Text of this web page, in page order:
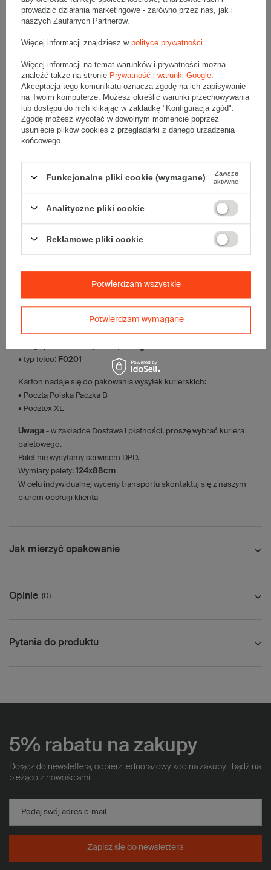
Składanie Ręczne
Opis produktu
Zestaw 3 palet szarych kartonów klapowych - 720 szt.
430 g/m2
Wymiary:
• zewnętrzne:550x550x300 mm
• pojemność:
Materiał:
• tektura falista:3-warstwowa
• gramatura:430 g/m2
Dodatkowe:
• typ fefco: F0201
Karton nadaje się do pakowania wysyłek kurierskich:
• Poczta Polska Paczka B
• Pocztex XL
Uwaga - w zakładce Dostawa i płatności, proszę wybrać kuriera
paletowego.
Palet nie wysyłamy serwisem DPD.
Wymiary palety: 124x88cm
W celu indywidualnej wyceny transportu skontaktuj się z naszym
biurem obsługi klienta
Jak mierzyć opakowanie
Opinie (0)
Pytania do produktu
5% rabatu na zakupy
Dołącz do newslettera, odbierz jednorazowy kod na zakupy i bądź na
bieżąco z nowościami
Podaj swój adres e-mail
Zapisz się do newslettera
prowadzić działania marketingowe - zarówno przez nas, jak i
naszych Zaufanych Partnerów.
Więcej informacji znajdziesz w polityce prywatności
Więcej informacji na temat warunków i prywatności można
znaleźć także na stronie Prywatność i warunki Google
Akceptacja tego komunikatu oznacza zgodę na ich zapisywanie
na Twoim komputerze. Możesz określić warunki przechowywania
lub dostępu do nich klikając w zakładkę "Konfiguracja zgód".
Zgodę możesz wycofać w dowolnym momencie poprzez
usunięcie plików cookies z przeglądarki z danego urządzenia
końcowego.
Funkcjonalne pliki cookie (wymagane)
Zawsze
aktywne
Analityczne pliki cookie
Reklamowe pliki cookie
Potwierdzam wymagane
Potwierdzam wszystkie